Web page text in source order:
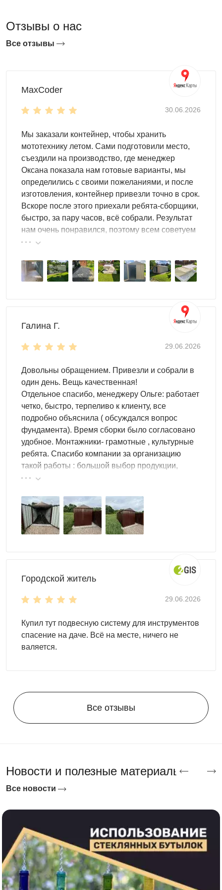
Для кого подходит мини хозблок
Участки 3–6 соток
— нет свободного пятна под
забора
Боковые проходы между домом и забором
ширина от 1,2 м позволяет установить мини хозблок
там, где стандартная модель просто не встанет
Торцы гаражей и хозяйственных построек—
дополнительный изолированный отсек для
инструмента или расходных материалов без
пристройки к основной конструкции
Городские частные дома— небольшой двор, где
каждый квадратный метр занят, но место для
равно нужно
Арендаторы участков— лёгкий и разборный:
— когда основной
хозблок уже занят и нужен отдельный отсек для
Характеристики мини хозблока
с двусторонним полимерным покрытием:
не ржавеет, не выгорает и не требует покраски или
обработки весь срок эксплуатации. Пол — OSB 18 мм на
нагрузка до 500 кг/м² без прогиба настила.
Технологические отверстия в стенах — постоянная
ключом без растворителей через любое количество лет
службы. Устанавливается на плитку, бетон,
утрамбованный грунт или опорные блоки — фундамент
и разрешение на строительство не требуются. Цвет —
Как купить мини хозблок под ключ
Отзывы о нас
Все отзывы
MaxCoder
30.06.2026
Мы заказали контейнер, чтобы хранить
мототехнику летом. Сами подготовили место,
съездили на производство, где менеджер
Оксана показала нам готовые варианты, мы
определились с своими пожеланиями, и после
изготовления, контейнер привезли точно в срок.
Вскоре после этого приехали ребята-сборщики,
быстро, за пару часов, всё собрали. Результат
нам очень понравился, поэтому всем советуем
эту фирму.
Галина Г.
29.06.2026
Довольны обращением. Привезли и собрали в
один день. Вещь качественная!
Отдельное спасибо, менеджеру Ольге: работает
четко, быстро, терпеливо к клиенту, все
подробно объяснила ( обсуждался вопрос
фундамента). Время сборки было согласовано
удобное. Монтажники- грамотные , культурные
ребята. Спасибо компании за организацию
такой работы : большой выбор продукции,
реальные цены.
Городской житель
29.06.2026
Купил тут подвесную систему для инструментов
спасение на даче. Всё на месте, ничего не
валяется.
Все отзывы
Новости и полезные материалы
Все новости